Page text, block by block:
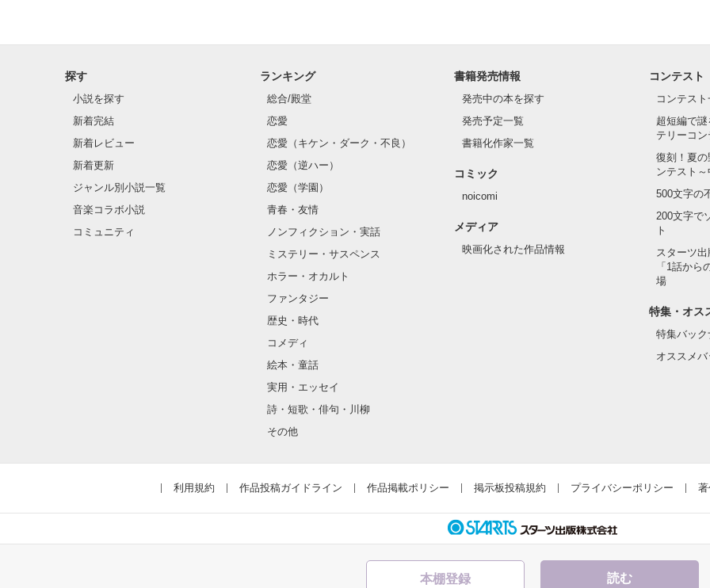
読む
クラス替えをして隣の席になったのは────
金髪に近い明るい髪色
片耳には琥珀色のピアス
ほとんど笑顔なんて見せたことがなくてぶっきらぼう
そんな性格と見た目のせいで学校中のみんなから
怖くて近づいてはいけない人だと思っていたのに
「なんかあったら連絡して。すぐ助けに行く」
噂や見た目とは違って、私にはすごく優しい
天地くんは私にとってヒーローのような人だった。
探す
小説を探す
新着完結
新着レビュー
新着更新
ジャンル別小説一覧
音楽コラボ小説
コミュニティ
ランキング
総合/殿堂
恋愛
恋愛（キケン・ダーク・不良）
恋愛（逆ハー）
恋愛（学園）
青春・友情
ノンフィクション・実話
ミステリー・サスペンス
ホラー・オカルト
ファンタジー
歴史・時代
コメディ
絵本・童話
実用・エッセイ
詩・短歌・俳句・川柳
その他
書籍発売情報
発売中の本を探す
発売予定一覧
書籍化作家一覧
コミック
noicomi
メディア
映画化された作品情報
コンテスト
コンテス
超短編で
テリーコ
復刻！夏
ンテスト
500文字の
200文字で
ト
スターツ
「1話から
場
特集・オス
特集バッ
オススメ
利用規約 作品投稿ガイドライン 作品掲載ポリシー 掲示板投稿規約 プライバシーポリシー